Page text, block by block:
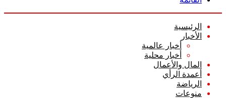
الرئيسية
الأخبار
أخبار عالمية
أخبار محلية
المال والأعمال
أعمدة الرأي
الرياضة
منوعات